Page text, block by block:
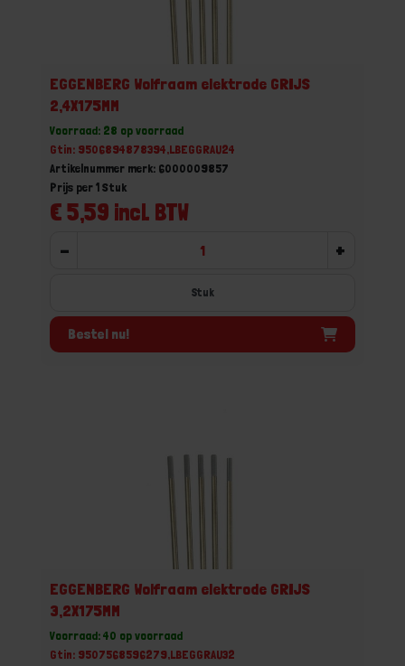
EGGENBERG Wolfraam elektrode GRIJS
2,4X175MM
Voorraad: 28 op voorraad
Gtin: 9506894878394,LBEGGRAU24
Artikelnummer merk: 6000009857
€ 5,59 incl. BTW
Prijs per 1 Stuk
- +
Stuk
Bestel nu!
EGGENBERG Wolfraam elektrode GRIJS
3,2X175MM
Voorraad: 40 op voorraad
Gtin: 9507568596279,LBEGGRAU32